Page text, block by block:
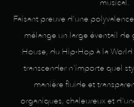
musical.
Faisant preuve d’une
mélange un large éventail de
House, du Hip-Hop à la
transcender n'importe quel
manière fluide et
organiques, chaleureux et